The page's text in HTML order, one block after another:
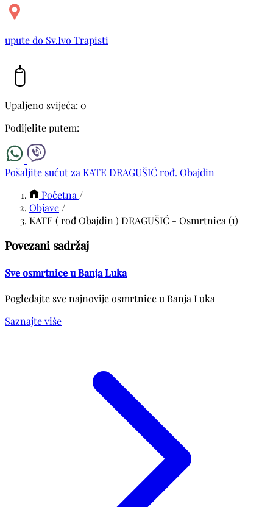
upute do Sv.Ivo Trapisti
Upaljeno svijeća: 0
Podijelite putem:
Pošaljite sućut za KATE DRAGUŠIĆ rođ. Obajdin
Početna /
Objave /
KATE ( rođ Obajdin ) DRAGUŠIĆ - Osmrtnica (1)
Povezani sadržaj
Sve osmrtnice u Banja Luka
Pogledajte sve najnovije osmrtnice u Banja Luka
Saznajte više